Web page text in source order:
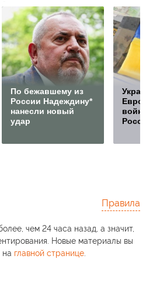
По бежавшему из
России Надеждину*
нанесли новый
удар
Правила
чем 24 часа назад, а значит,
Новые материалы вы
на главной странице.